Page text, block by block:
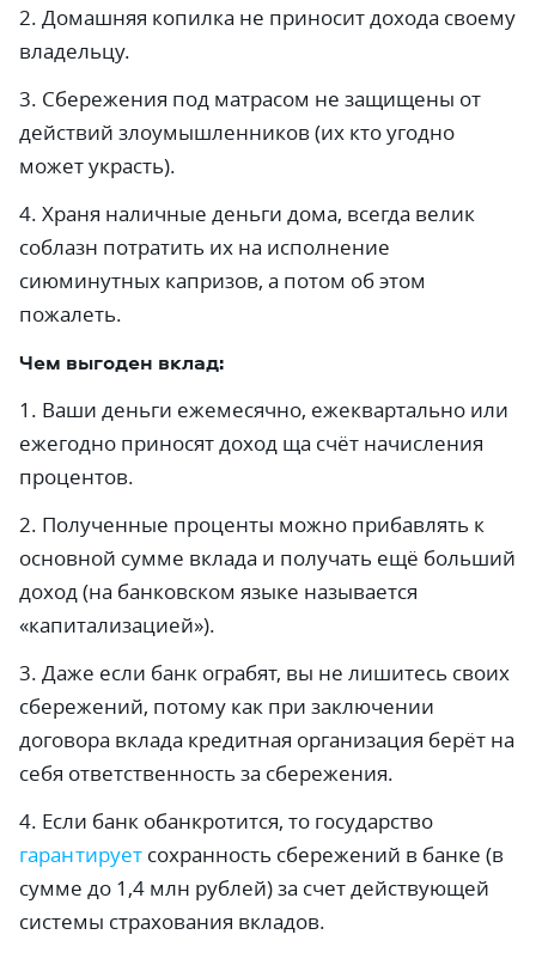
2. Домашняя копилка не приносит дохода своему
владельцу.
3. Сбережения под матрасом не защищены от
действий злоумышленников (их кто угодно
может украсть).
4. Храня наличные деньги дома, всегда велик
соблазн потратить их на исполнение
сиюминутных капризов, а потом об этом
пожалеть.
Чем выгоден вклад:
1. Ваши деньги ежемесячно, ежеквартально или
ежегодно приносят доход ща счёт начисления
процентов.
2. Полученные проценты можно прибавлять к
основной сумме вклада и получать ещё больший
доход (на банковском языке называется
«капитализацией»).
3. Даже если банк ограбят, вы не лишитесь своих
сбережений, потому как при заключении
договора вклада кредитная организация берёт на
себя ответственность за сбережения.
4. Если банк обанкротится, то государство
гарантирует сохранность сбережений в банке (в
сумме до 1,4 млн рублей) за счет действующей
системы страхования вкладов.